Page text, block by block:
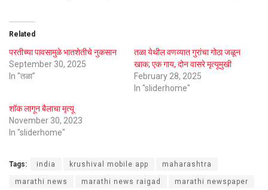
Related
परतीच्या पावसामुळे भातशेतीचे नुकसान
September 30, 2025
In "तळा"
तळा येथील वणव्यात गुरांचा गोठा जळून
खाक; एक गाय, दोन वासरे मृत्यूमुखी
February 28, 2025
In "sliderhome"
शॉक लागून बैलाचा मृत्यू
November 30, 2023
In "sliderhome"
Tags: india krushival mobile app maharashtra
marathi news marathi news raigad marathi newspaper